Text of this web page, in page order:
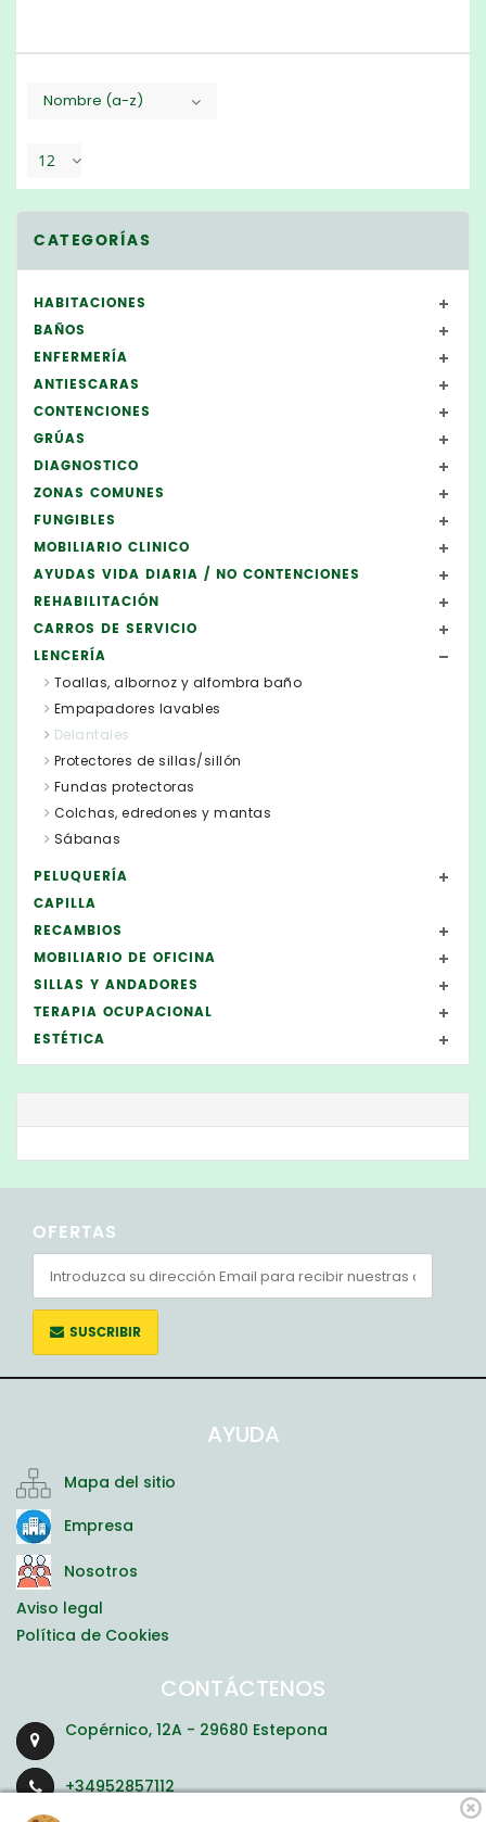
Nombre (a-z)
12
CATEGORÍAS
HABITACIONES
BAÑOS
ENFERMERÍA
ANTIESCARAS
CONTENCIONES
GRÚAS
DIAGNOSTICO
ZONAS COMUNES
FUNGIBLES
MOBILIARIO CLINICO
AYUDAS VIDA DIARIA / NO CONTENCIONES
REHABILITACIÓN
CARROS DE SERVICIO
LENCERÍA
Toallas, albornoz y alfombra baño
Empapadores lavables
Delantales
Protectores de sillas/sillón
Fundas protectoras
Colchas, edredones y mantas
Sábanas
PELUQUERÍA
CAPILLA
RECAMBIOS
MOBILIARIO DE OFICINA
SILLAS Y ANDADORES
TERAPIA OCUPACIONAL
ESTÉTICA
OFERTAS
SUSCRIBIR
AYUDA
Mapa del sitio
Empresa
Nosotros
Aviso legal
Política de Cookies
CONTÁCTENOS
Copérnico, 12A - 29680 Estepona
+34952857112